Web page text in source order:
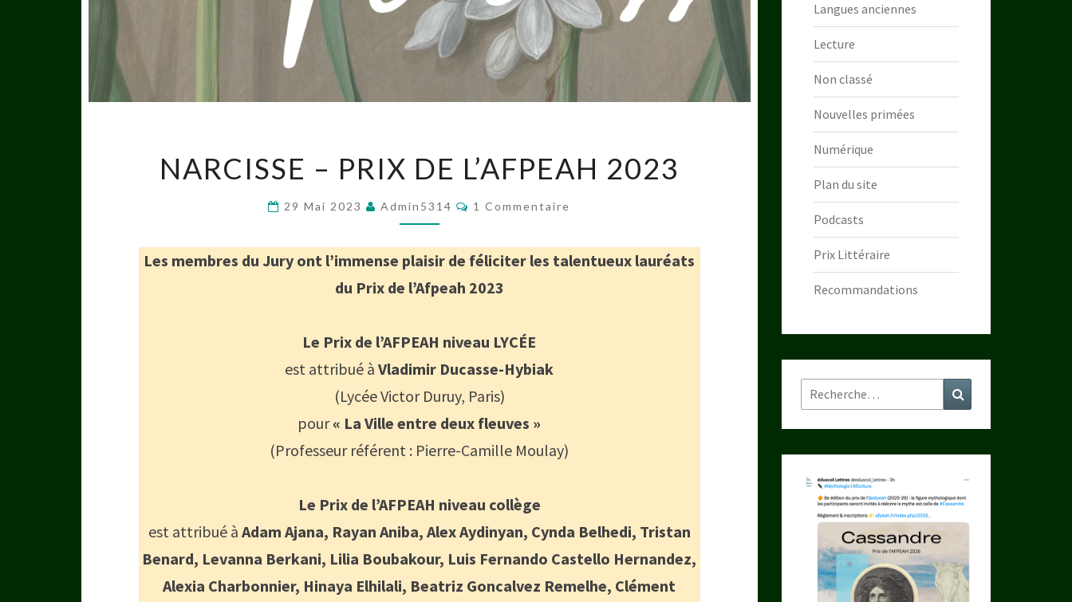
2023
NARCISSE – PRIX DE L’AFPEAH 2023
29 Mai 2023 Admin5314 Commentaires
1 Commentaire
Les membres du Jury ont l’immense plaisir de féliciter les talentueux lauréats
du Prix de l’Afpeah 2023
Le Prix de l’AFPEAH niveau LYCÉE
est attribué àVladimir Ducasse-Hybiak
(Lycée Victor Duruy, Paris)
pour« La Ville entre deux fleuves »
(Professeur référent : Pierre-Camille Moulay)
Le Prix de l’AFPEAH niveau collège
est attribué à Adam Ajana, Rayan Aniba, Alex Aydinyan, Cynda Belhedi, Tristan
Benard, Levanna Berkani, Lilia Boubakour, Luis Fernando Castello Hernandez,
Alexia Charbonnier, Hinaya Elhilali, Beatriz Goncalvez Remelhe, Clément
Langues anciennes
Lecture
Non classé
Nouvelles primées
Numérique
Plan du site
Podcasts
Prix Littéraire
Recommandations
Rechercher :